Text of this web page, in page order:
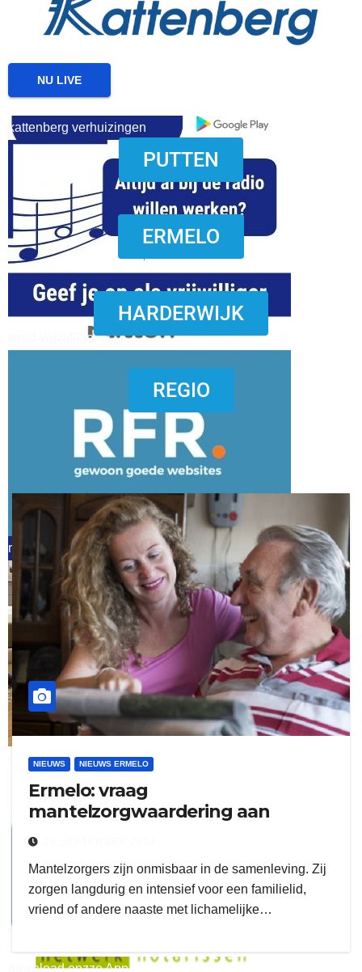
download onzze App
word vrijwilliger (1)
kattenberg verhuizingen
word vrijwilliger (1)
refreshed webdesign putten
ruitengaparket
download onzze App
NU LIVE
PUTTEN
ERMELO
HARDERWIJK
REGIO
NIEUWS NIEUWS ERMELO
Ermelo: vraag
mantelzorgwaardering aan
Mantelzorgers zijn onmisbaar in de samenleving. Zij
zorgen langdurig en intensief voor een familielid,
vriend of andere naaste met lichamelijke…